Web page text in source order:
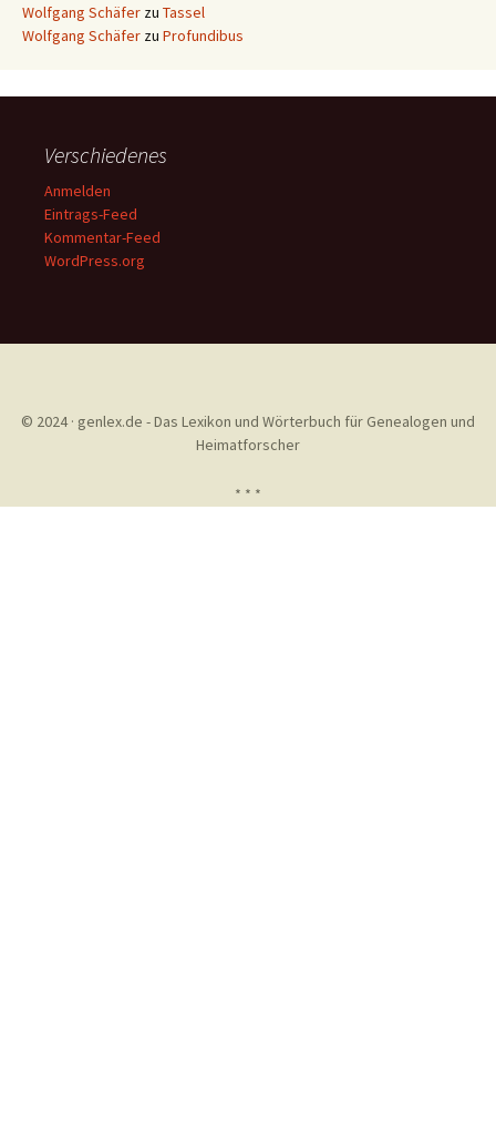
Wolfgang Schäfer zu Tassel
Wolfgang Schäfer zu Profundibus
Verschiedenes
Anmelden
Eintrags-Feed
Kommentar-Feed
WordPress.org
© 2024 · genlex.de - Das Lexikon und Wörterbuch für Genealogen und
Heimatforscher
* * *